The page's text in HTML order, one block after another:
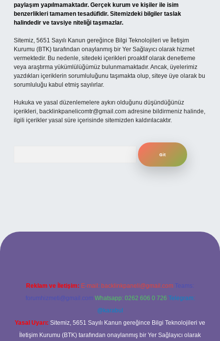
paylaşım yapılmamaktadır. Gerçek kurum ve kişiler ile isim
benzerlikleri tamamen tesadüfidir. Sitemizdeki bilgiler taslak
halindedir ve tavsiye niteliği taşımazlar.
Sitemiz, 5651 Sayılı Kanun gereğince Bilgi Teknolojileri ve İletişim
Kurumu (BTK) tarafından onaylanmış bir Yer Sağlayıcı olarak hizmet
vermektedir. Bu nedenle, sitedeki içerikleri proaktif olarak denetleme
veya araştırma yükümlülüğümüz bulunmamaktadır. Ancak, üyelerimiz
yazdıkları içeriklerin sorumluluğunu taşımakta olup, siteye üye olarak bu
sorumluluğu kabul etmiş sayılırlar.
Hukuka ve yasal düzenlemelere aykırı olduğunu düşündüğünüz
içerikleri, backlinkpanelicomtr@gmail.com adresine bildirmeniz halinde,
ilgili içerikler yasal süre içerisinde sitemizden kaldırılacaktır.
giriş
Reklam ve İletişim: E-mail: backlinkpaneli@gmail.com Teams:
forumhizmeti@gmail.com Whatsapp: 0262 606 0 726 Telegram:
@karabul
Yasal Uyarı: Sitemiz, 5651 Sayılı Kanun gereğince Bilgi Teknolojileri ve
İletişim Kurumu (BTK) tarafından onaylanmış bir Yer Sağlayıcı olarak